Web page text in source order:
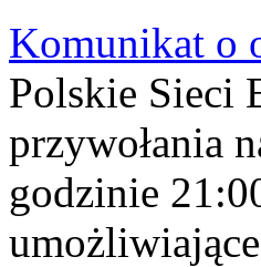
Komunikat o
Polskie Sieci
przywołania
godzinie